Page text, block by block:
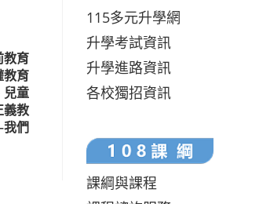
教育
教育
兒童
義教
們
115多元升學網
升學考試資訊
升學進路資訊
各校獨招資訊
課綱與課程